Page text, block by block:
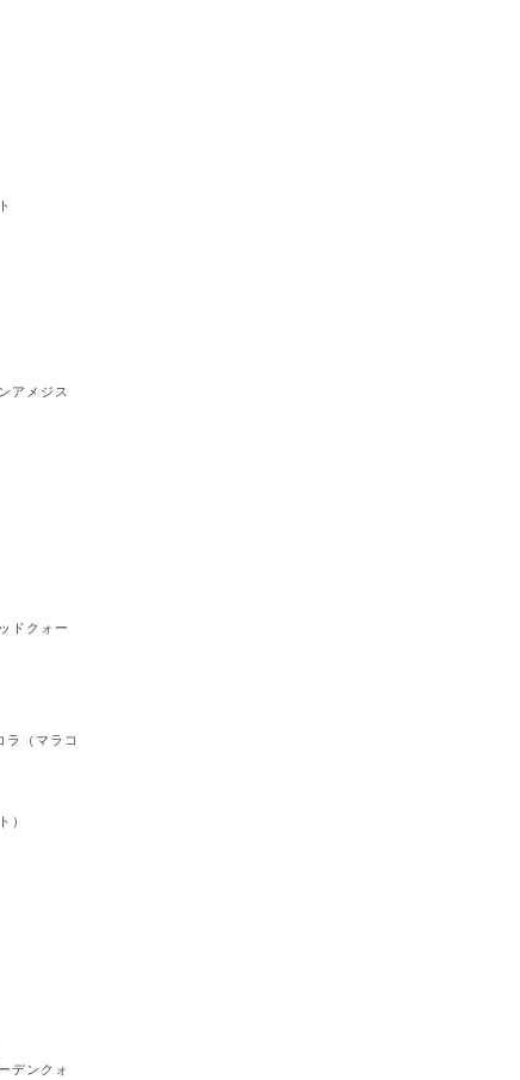
アメジス
ドクォー
ラ（マラコ
）
デンクォ